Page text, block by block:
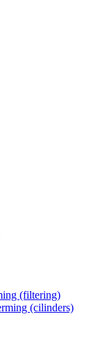
(filtering)
(cilinders)